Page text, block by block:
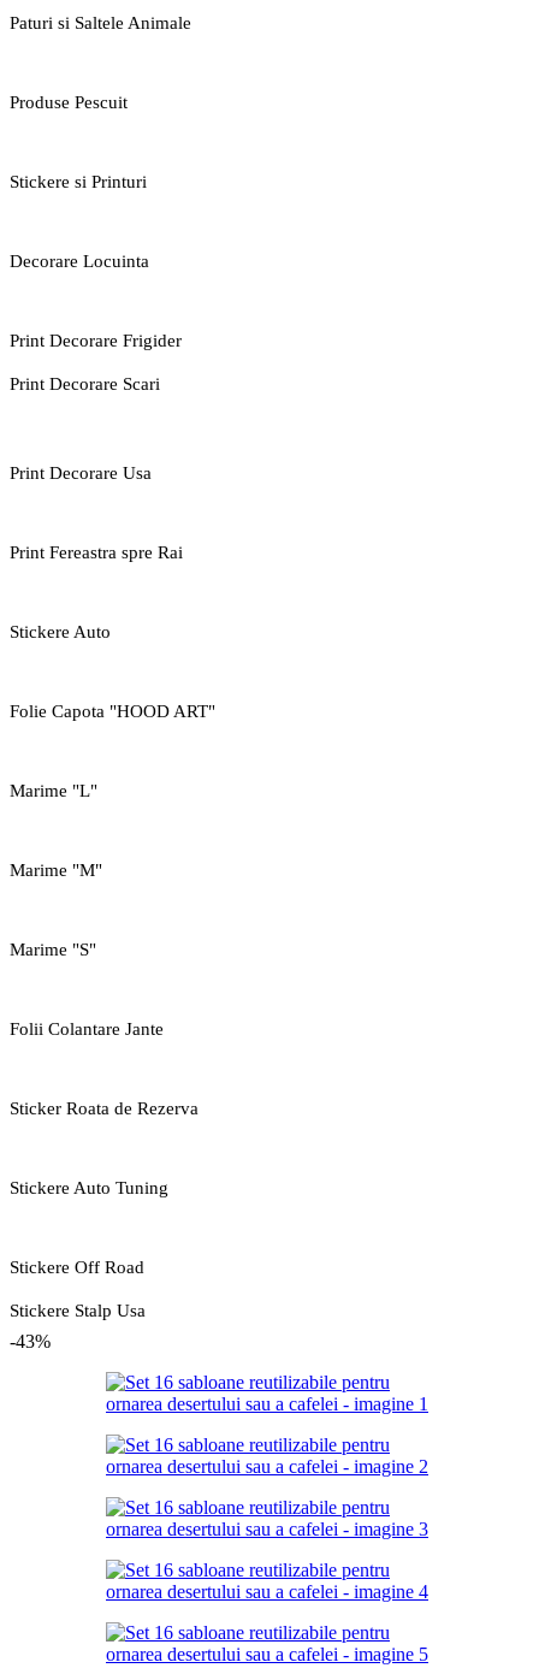
Paturi si Saltele Animale
Produse Pescuit
Stickere si Printuri
Decorare Locuinta
Print Decorare Frigider
Print Decorare Scari
Print Decorare Usa
Print Fereastra spre Rai
Stickere Auto
Folie Capota "HOOD ART"
Marime "L"
Marime "M"
Marime "S"
Folii Colantare Jante
Sticker Roata de Rezerva
Stickere Auto Tuning
Stickere Off Road
Stickere Stalp Usa
-43%